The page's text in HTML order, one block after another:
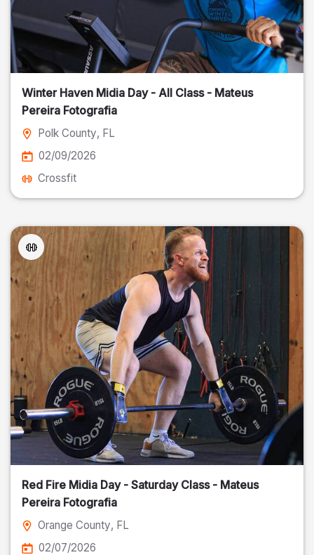
Winter Haven Midia Day - All Class - Mateus
Pereira Fotografia
Polk County, FL
02/09/2026
Crossfit
Red Fire Midia Day - Saturday Class - Mateus
Pereira Fotografia
Orange County, FL
02/07/2026